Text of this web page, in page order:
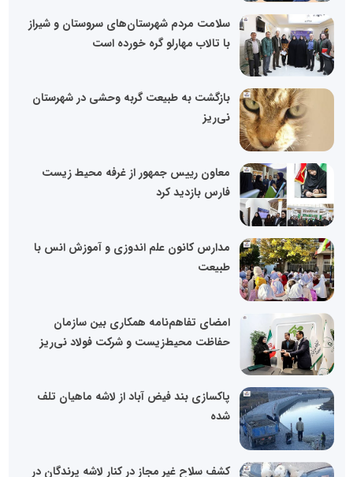
سلامت مردم شهرستان‌های سروستان و شیراز
با تالاب مهارلو گره خورده است
بازگشت به طبیعت گربه وحشی در شهرستان
نی‌ریز
معاون رییس جمهور از غرفه محیط زیست
فارس بازدید کرد
مدارس کانون علم اندوزی و آموزش انس با
طبیعت
امضای تفاهم‌نامه همکاری بین سازمان
حفاظت محیط‌زیست و شرکت فولاد نی‌ریز
پاکسازی بند فیض آباد از لاشه ماهیان تلف
شده
کشف سلاح غیر مجاز در کنار لاشه پرندگان در